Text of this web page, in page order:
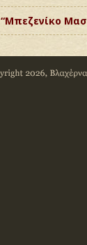
“Μπεζενίκο